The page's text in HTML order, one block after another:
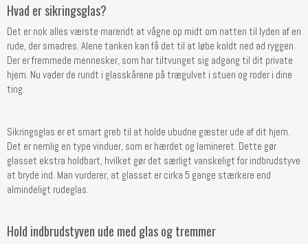
Hvad er sikringsglas?
Det er nok alles værste mareridt at vågne op midt om natten til lyden af en
rude, der smadres. Alene tanken kan få det til at løbe koldt ned ad ryggen.
Der er fremmede mennesker, som har tiltvunget sig adgang til dit private
hjem. Nu vader de rundt i glasskårene på trægulvet i stuen og roder i dine
ting.
Sikringsglas er et smart greb til at holde ubudne gæster ude af dit hjem.
Det er nemlig en type vinduer, som er hærdet og lamineret. Dette gør
glasset ekstra holdbart, hvilket gør det særligt vanskeligt for indbrudstyve
at bryde ind. Man vurderer, at glasset er cirka 5 gange stærkere end
almindeligt rudeglas.
Hold indbrudstyven ude med glas og tremmer